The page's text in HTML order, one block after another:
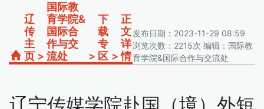
辽
传
主
页 >
国际教
育学院&
国际合
作与交
流处
>
下
载
专
区 >
正
文
详
情
发布日期：2023-11-29 08:59
浏览次数：2215次 编辑：国际教
育学院&国际合作与交流处